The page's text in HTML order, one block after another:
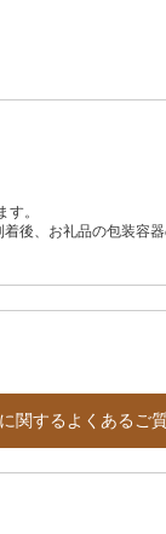
。
後、お礼品の包装容
関するよくあるご